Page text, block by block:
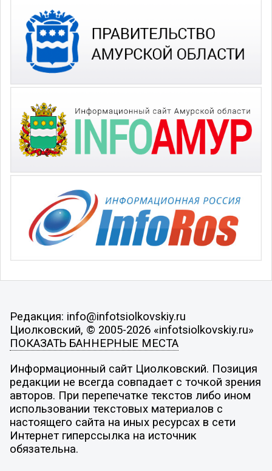
Редакция: info@infotsiolkovskiy.ru
Циолковский, © 2005-2026 «infotsiolkovskiy.ru»
ПОКАЗАТЬ БАННЕРНЫЕ МЕСТА
Информационный сайт Циолковский. Позиция
редакции не всегда совпадает с точкой зрения
авторов. При перепечатке текстов либо ином
использовании текстовых материалов с
настоящего сайта на иных ресурсах в сети
Интернет гиперссылка на источник
обязательна.